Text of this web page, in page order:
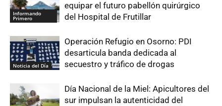
Informando
Primero
equipar el futuro pabellón quirúrgico
del Hospital de Frutillar
Noticia del Día
Operación Refugio en Osorno: PDI
desarticula banda dedicada al
secuestro y tráfico de drogas
Día Nacional de la Miel: Apicultores del
sur impulsan la autenticidad del